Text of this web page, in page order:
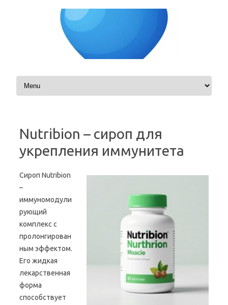
Skip to content
Nutribion – сироп для
укрепления иммунитета
Сироп Nutribion
–
иммуномодули
рующий
комплекс с
пролонгирован
ным эффектом.
Его жидкая
лекарственная
форма
способствует